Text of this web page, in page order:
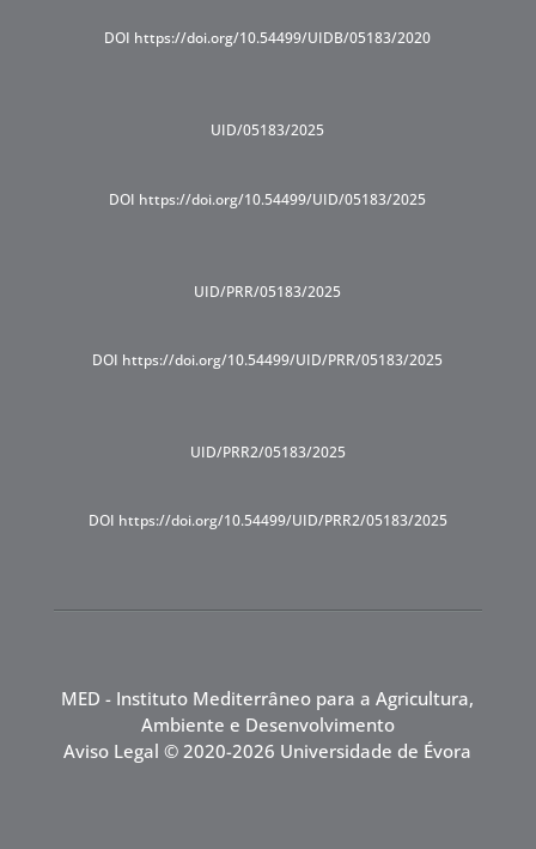
DOI https://doi.org/10.54499/UIDB/05183/2020
UID/05183/2025
DOI https://doi.org/10.54499/UID/05183/2025
UID/PRR/05183/2025
DOI https://doi.org/10.54499/UID/PRR/05183/2025
UID/PRR2/05183/2025
DOI https://doi.org/10.54499/UID/PRR2/05183/2025
MED - Instituto Mediterrâneo para a Agricultura,
Ambiente e Desenvolvimento
Aviso Legal © 2020-2026 Universidade de Évora